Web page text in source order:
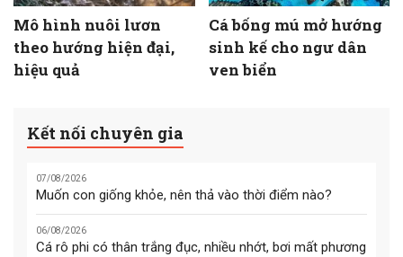
Mô hình nuôi lươn
theo hướng hiện đại,
hiệu quả
Cá bống mú mở hướng
sinh kế cho ngư dân
ven biển
Kết nối chuyên gia
07/08/2026
Muốn con giống khỏe, nên thả vào thời điểm nào?
06/08/2026
Cá rô phi có thân trắng đục, nhiều nhớt, bơi mất phương